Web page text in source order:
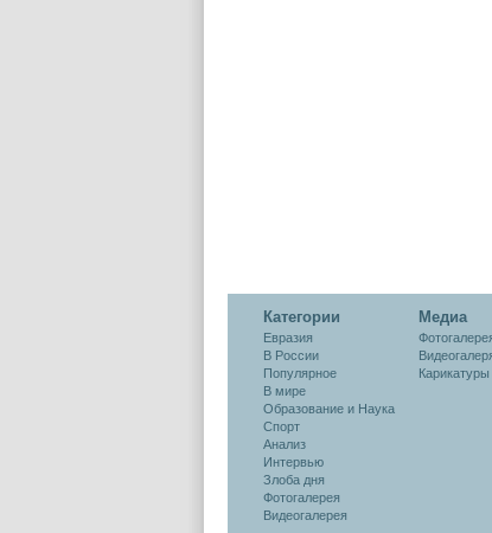
Категории
Евразия
В России
Популярное
В мире
Образование и Наука
Спорт
Анализ
Интервью
Злоба дня
Фотогалерея
Видеогалерея
Медиа
Карикатуры